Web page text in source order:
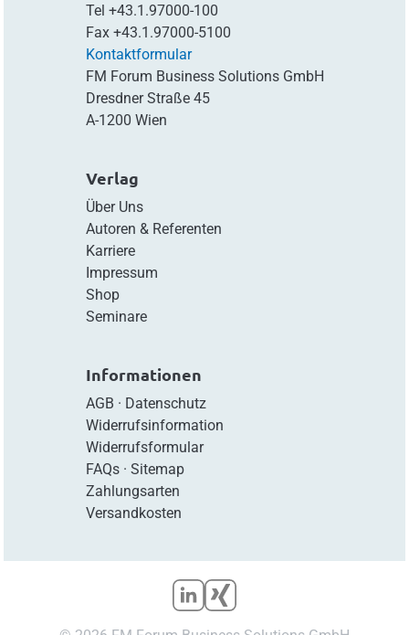
Tel +43.1.97000-100
Fax +43.1.97000-5100
Kontaktformular
FM Forum Business Solutions GmbH
Dresdner Straße 45
A-1200 Wien
Verlag
Über Uns
Autoren & Referenten
Karriere
Impressum
Shop
Seminare
Informationen
AGB · Datenschutz
Widerrufsinformation
Widerrufsformular
FAQs· Sitemap
Zahlungsarten
Versandkosten